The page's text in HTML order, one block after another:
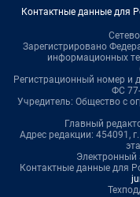
Контактные данные для
Зарегистрировано
информационных
Регистрационный номер и
ФС
Учредитель: Общество с
Главный
Адрес редакции: 454091,
Электронный
Контактные данные для